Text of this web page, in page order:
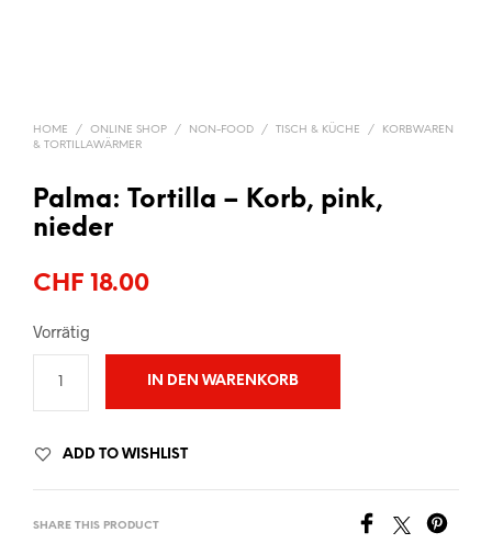
HOME / ONLINE SHOP / NON-FOOD / TISCH & KÜCHE /
KORBWAREN
& TORTILLAWÄRMER
Palma: Tortilla – Korb, pink,
nieder
CHF 18.00
Vorrätig
IN DEN WARENKORB
ADD TO WISHLIST
SHARE THIS PRODUCT